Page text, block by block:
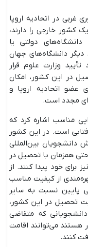
غربی در اتحادیه اروپا
کشور خارجی را دارند،
دولتی یا
دیگر دانشگاه‌های جهان
وزارت علوم قرار
در این کشور، امکان
عضو اتحادیه اروپا و
مجدد است.
مناسب اشاره کرد که
است. در این کشور
بین‌المللی
همزمان با تحصیل در
خود پیدا کنند. از
از کیفیت مناسب
پایین نسبت به سایر
تحصیل در این کشور،
که متقاضی
هستند می‌توانند اقامت
کنند.